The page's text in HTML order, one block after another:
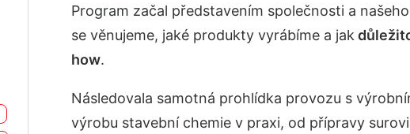
Program začal představením společnosti a
se věnujeme, jaké produkty vyrábíme a jak
how.
Následovala samotná prohlídka provozu s
výrobu stavební chemie v praxi, od přípravy